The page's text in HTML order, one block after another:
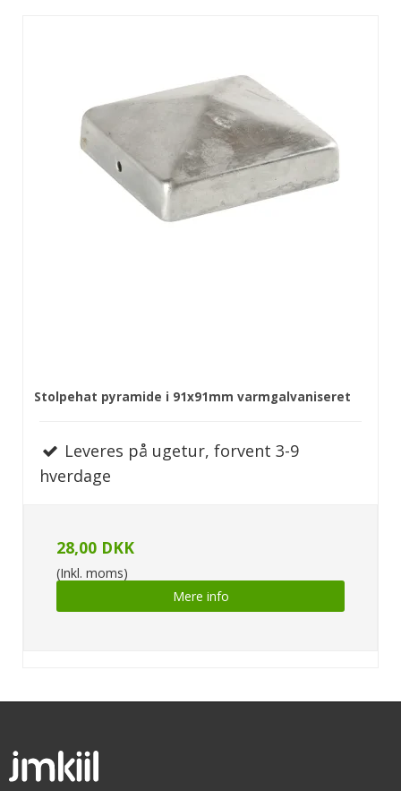
Stolpehat pyramide i 91x91mm varmgalvaniseret
Leveres på ugetur, forvent 3-9
hverdage
28,00 DKK
(Inkl. moms)
Mere info